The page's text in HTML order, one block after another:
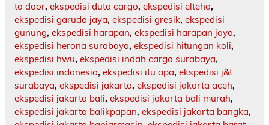
to door, ekspedisi duta cargo, ekspedisi elteha,
ekspedisi garuda jaya, ekspedisi gresik, ekspedisi
gunung, ekspedisi harapan, ekspedisi harapan jaya,
ekspedisi herona surabaya, ekspedisi hitungan koli,
ekspedisi hwu, ekspedisi indah cargo surabaya,
ekspedisi indonesia, ekspedisi itu apa, ekspedisi j&t
surabaya, ekspedisi jakarta, ekspedisi jakarta aceh,
ekspedisi jakarta bali, ekspedisi jakarta bali murah,
ekspedisi jakarta balikpapan, ekspedisi jakarta bangka,